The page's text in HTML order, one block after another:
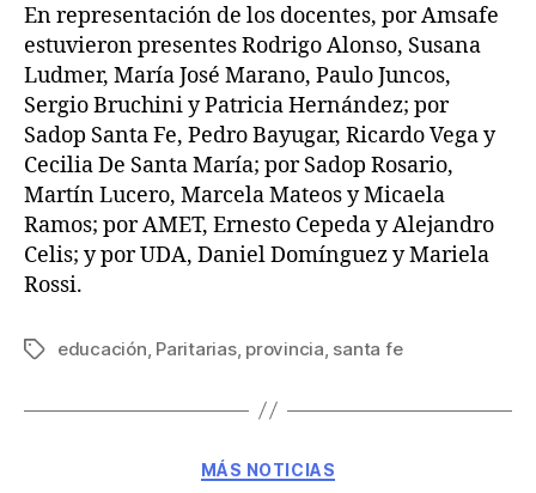
En representación de los docentes, por Amsafe
estuvieron presentes Rodrigo Alonso, Susana
Ludmer, María José Marano, Paulo Juncos,
Sergio Bruchini y Patricia Hernández; por
Sadop Santa Fe, Pedro Bayugar, Ricardo Vega y
Cecilia De Santa María; por Sadop Rosario,
Martín Lucero, Marcela Mateos y Micaela
Ramos; por AMET, Ernesto Cepeda y Alejandro
Celis; y por UDA, Daniel Domínguez y Mariela
Rossi.
educación Paritarias, provincia santa fe
MÁS NOTICIAS